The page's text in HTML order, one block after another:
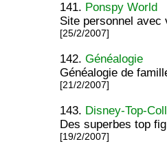
141. Ponspy World
Site personnel avec
[25/2/2007]
142.Généalogie
Généalogie de
[21/2/2007]
143. Disney-Top-
Des superbes top
[19/2/2007]